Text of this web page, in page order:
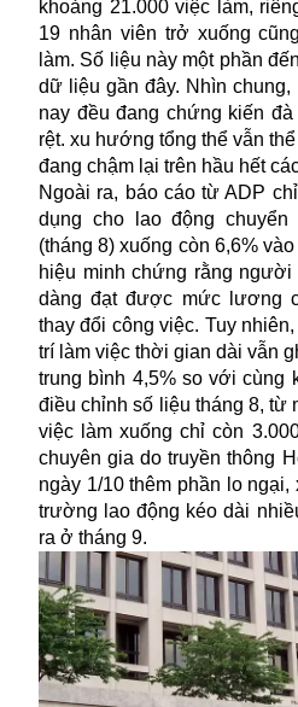
khoảng 21.000 việc làm,
19 nhân viên trở xuống
làm. Số liệu này một phần
dữ liệu gần đây. Nhìn chung,
nay đều đang chứng kiến
rệt. xu hướng tổng thể vẫn
đang chậm lại trên hầu hết
Ngoài ra, báo cáo từ ADP
dụng cho lao động
(tháng 8) xuống còn 6,6%
hiệu minh chứng rằng
dàng đạt được mức lương
thay đổi công việc. Tuy
trí làm việc thời gian dài vẫn
trung bình 4,5% so với cùng
điều chỉnh số liệu tháng 8, từ
việc làm xuống chỉ còn
chuyên gia do truyền thông
ngày 1/10 thêm phần lo
trường lao động kéo dài
ra ở tháng 9.